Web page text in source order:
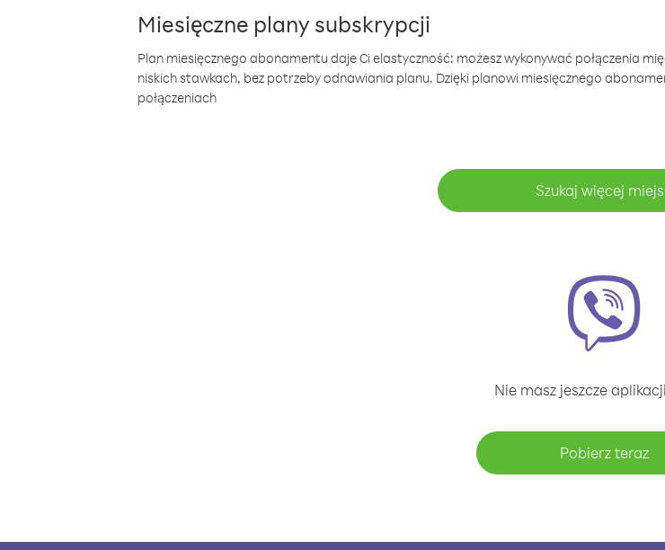
Miesięczne plany subskrypcji
Plan miesięcznego abonamentu daje Ci elastyczność: możesz wykonywać połączenia
niskich stawkach, bez potrzeby odnawiania planu. Dzięki planowi miesięcznego
połączeniach
Szukaj więcej
Nie masz jeszcze
Pobierz teraz